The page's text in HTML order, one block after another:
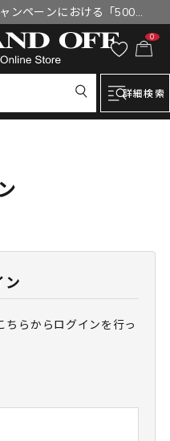
ンペーンにおける「500円
れと補填について
0
詳細検索
ン
ちらからログインを行っ